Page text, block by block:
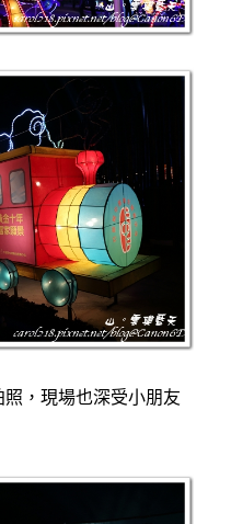
，現場也深受小朋友